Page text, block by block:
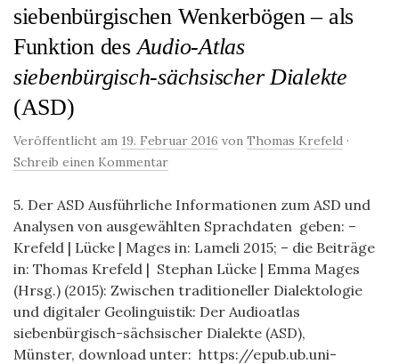
siebenbürgischen Wenkerbögen – als
Funktion desAudio-Atlas
siebenbürgisch-sächsischer Dialekte
(ASD)
Veröffentlicht am 19. Februar 2016 von Thomas Krefeld ·
Schreib einen Kommentar
5. Der ASD Ausführliche Informationen zum ASD und
Analysen von ausgewählten Sprachdaten geben: –
Krefeld | Lücke | Mages in: Lameli 2015; – die Beiträge
in: Thomas Krefeld | Stephan Lücke | Emma Mages
(Hrsg.) (2015): Zwischen traditioneller Dialektologie
und digitaler Geolinguistik: Der Audioatlas
siebenbürgisch-sächsischer Dialekte (ASD),
Münster, download unter: https://epub.ub.uni-